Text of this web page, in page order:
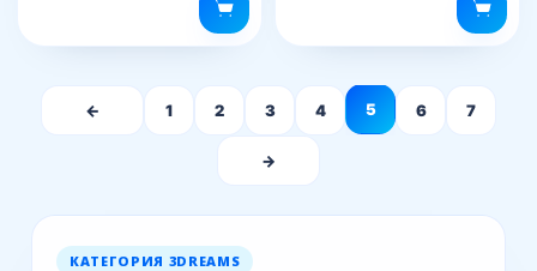
← 1 2 3 4 5 6 7
→
КАТЕГОРИЯ 3DREAMS